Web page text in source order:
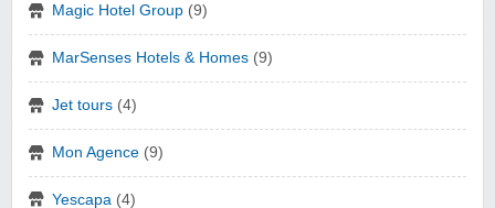
Magic Hotel Group (9)
MarSenses Hotels & Homes (9)
Jet tours (4)
Mon Agence (9)
Yescapa (4)